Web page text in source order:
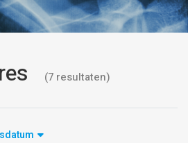
(7 resultaten)